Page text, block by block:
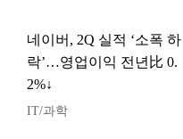
네이버, 2Q 실적 ‘소폭 하
락’…영업이익 전년比 0.
2%↓
IT/과학